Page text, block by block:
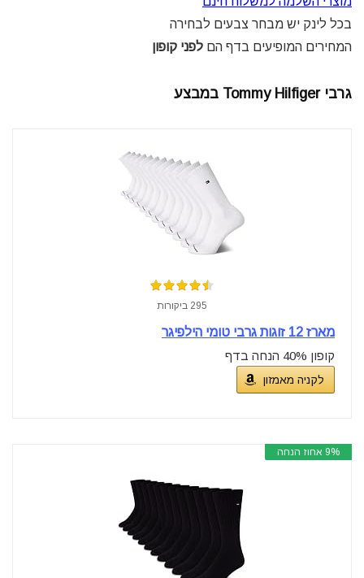
בכל לינק יש מבחר צבעים לבחירה
המחירים המופיעים בדף הם לפני קופון
גרבי Tommy Hilfiger במבצע
295 ביקורות
מארז 12 זוגות גרבי טומי הילפיגר
קופון 40% הנחה בדף
לקניה מאמזון
9% אחוז הנחה